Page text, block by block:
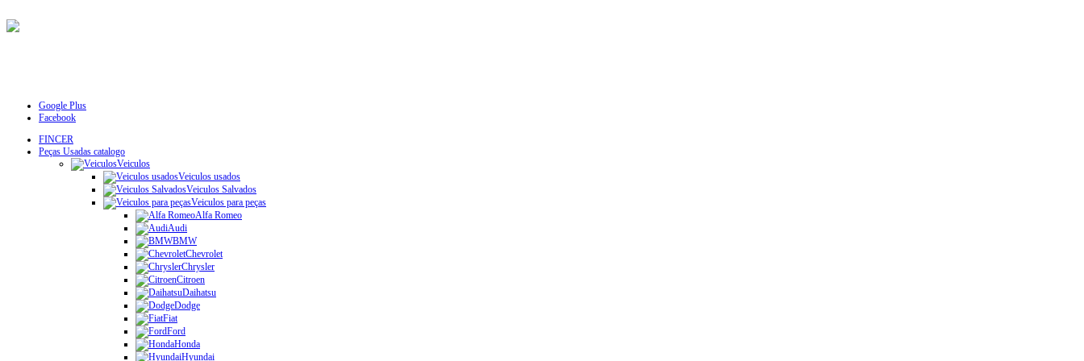
Google Plus
Facebook
FINCER
Peças Usadas catalogo
Veiculos
Veiculos usados
Veiculos Salvados
Veiculos para peças
Alfa Romeo
Audi
BMW
Chevrolet
Chrysler
Citroen
Daihatsu
Dodge
Fiat
Ford
Honda
Hyundai